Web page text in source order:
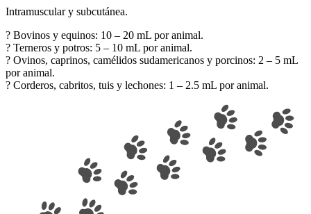
Intramuscular y subcutánea.
? Bovinos y equinos: 10 – 20 mL por animal.
? Terneros y potros: 5 – 10 mL por animal.
? Ovinos, caprinos, camélidos sudamericanos y porcinos: 2 – 5 mL
por animal.
? Corderos, cabritos, tuis y lechones: 1 – 2.5 mL por animal.